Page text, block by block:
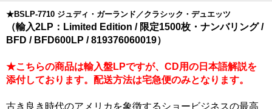
★BSLP-7710 ジュディ・ガーランド／クラシック・デュエッツ
（輸入2LP：Limited Edition / 限定1500枚・ナンバリング /
BFD / BFD600LP / 819376060019）
★こちらの商品は輸入盤LPですが、CD用の日本語解説を
添付しております。配送方法は宅急便のみとなります。
古き良き時代のアメリカを象徴するショービジネスの最高